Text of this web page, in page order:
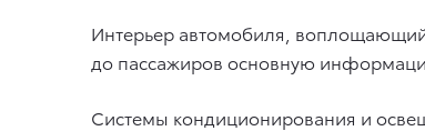
Интерьер автомобиля,
до пассажиров основную
Системы кондиционирования и